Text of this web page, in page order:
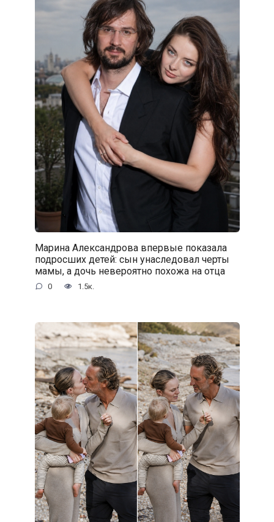
Марина Александрова впервые показала
подросших детей: сын унаследовал черты
мамы, а дочь невероятно похожа на отца
0 1.5к.